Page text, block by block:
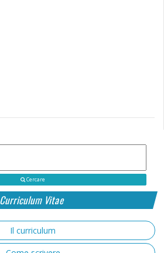
Cercare
Curriculum Vitae
Il curriculum